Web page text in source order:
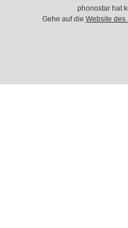
phonostar hat
Gehe auf die Website des